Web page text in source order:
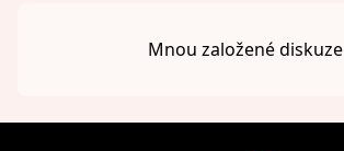
Mnou založené diskuze